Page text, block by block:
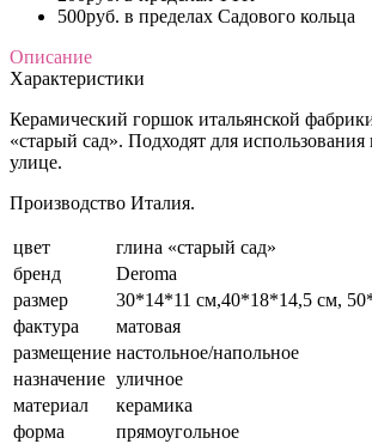
500руб. в пределах Садового кольца
Описание
Характеристики
Керамический горшок итальянской
«старый сад». Подходят для
улице.
Производство Италия.
цвет
глина «старый сад»
бренд
Deroma
размер
30*14*11 см,40*18*14,5 см,
фактура
матовая
размещение настольное/напольное
назначение уличное
материал
керамика
форма
прямоугольное